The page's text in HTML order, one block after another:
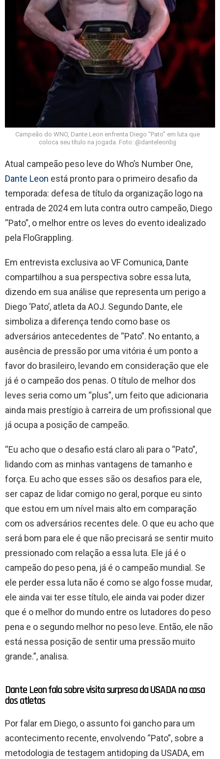
Campeão do WNO, Dante Leon enfrenta Diego “Pato” em luta que
coloca seu título na jogada. Foto: @danteleonbjj
Atual campeão peso leve do Who’s Number One,
Dante Leon está pronto para o primeiro desafio da
temporada: defesa de título da organização logo na
entrada de 2024 em luta contra outro campeão, Diego
“Pato”, o melhor entre os leves do evento idealizado
pela FloGrappling.
Em entrevista exclusiva ao VF Comunica, Dante
compartilhou a sua perspectiva sobre essa luta,
dizendo em sua análise que representa um perigo a
Diego ‘Pato’, atleta da AOJ. Segundo Dante, ele
simboliza a diferença tendo como base os
adversários antecedentes de “Pato”. No entanto, a
ausência de pressão por uma vitória é um ponto a
favor do brasileiro, levando em consideração que ele
já é o campeão dos penas. O título de melhor dos
leves seria como um “plus”, um feito que adicionaria
ainda mais prestígio à carreira de um profissional que
já ocupa a posição de campeão.
“Eu acho que o desafio está claro ali para o “Pato”,
lidando com as minhas vantagens de tamanho e
força. Eu acho que esses são os desafios para ele,
ser capaz de lidar comigo no geral, porque eu sinto
que estou em um nível mais alto em comparação
com os adversários recentes dele. O que eu acho que
será bom para ele é que não precisará se sentir muito
pressionado com relação a essa luta. Ele já é o
campeão do peso pena, já é o campeão mundial. Se
ele perder essa luta não é como se algo fosse mudar,
ele ainda vai ter esse título, ele ainda vai poder dizer
que é o melhor do mundo entre os lutadores do peso
pena e o segundo melhor no peso leve. Então, ele não
está nessa posição de sentir uma pressão muito
grande.”, analisa.
Dante Leon fala sobre visita surpresa da USADA na casa
dos atletas
Por falar em Diego, o assunto foi gancho para um
acontecimento recente, envolvendo “Pato”, sobre a
metodologia de testagem antidoping da USADA, em